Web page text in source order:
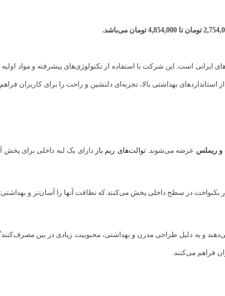
تومان تا 4,854,000 تومان می‌باشد.
ایرانی است. این شرکت با استفاده از تکنولوژی‌های پیشرفته و مواد
استانداردهای بهداشتی بالا، تجربه‌ای دلنشین و راحت را برای کاربران
و ریملس عرضه می‌شوند.توالت‌های ریم باز دارای یک لبه داخلی برای پخش
یکنواخت در سطح داخلی پخش می‌کنند که نظافت آنها را آسان‌تر و
و به دلیل طراحی مدرن و بهداشتی، محبوبیت زیادی در بین
فراهم می‌کنند.